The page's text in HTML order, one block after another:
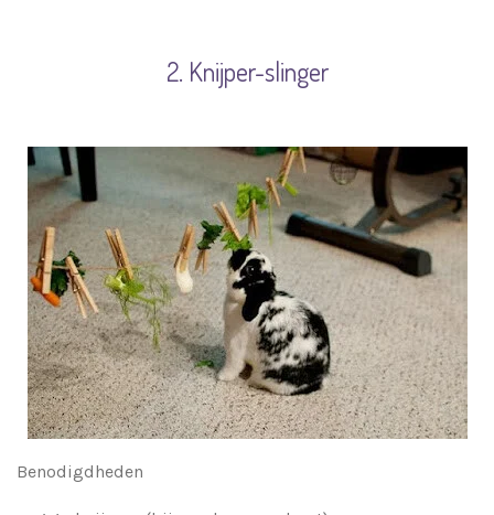
2. Knijper-slinger
Benodigdheden